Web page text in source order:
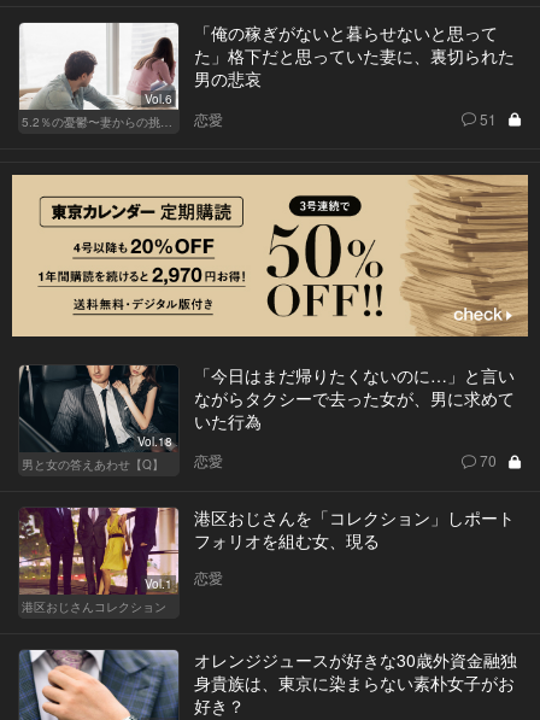
Vol.6
5.2％の憂鬱〜妻からの挑戦状〜
「俺の稼ぎがないと暮らせないと思って
た」格下だと思っていた妻に、裏切られた
男の悲哀
恋愛 51
Vol.18
男と女の答えあわせ【Q】
「今日はまだ帰りたくないのに…」と言い
ながらタクシーで去った女が、男に求めて
いた行為
恋愛 70
Vol.1
港区おじさんコレクション
港区おじさんを「コレクション」しポート
フォリオを組む女、現る
恋愛
オレンジジュースが好きな30歳外資金融独
身貴族は、東京に染まらない素朴女子がお
好き？